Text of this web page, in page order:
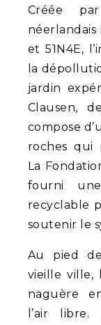
Créée
néerlandais
et 51N4E,
la
jardin
Clausen,
compose
roches qui
La
fourni
recyclable
soutenir le
Au pied
vieille ville,
naguère
l’air libre.